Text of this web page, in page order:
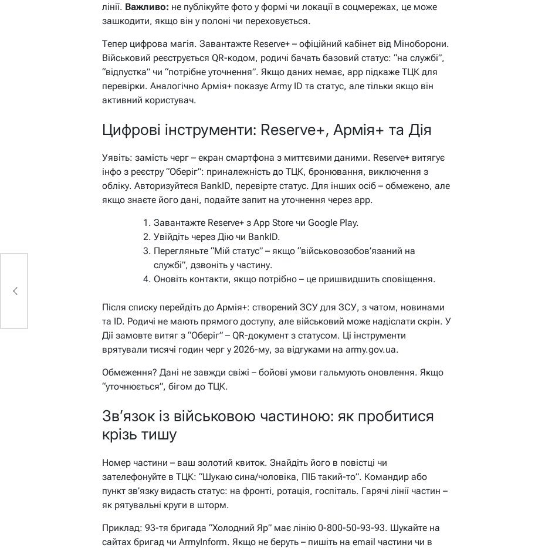
лінії. Важливо: не публікуйте фото у формі чи локації в соцмережах, це може
зашкодити, якщо він у полоні чи переховується.
Тепер цифрова магія. Завантажте Reserve+ – офіційний кабінет від Міноборони.
Військовий реєструється QR-кодом, родичі бачать базовий статус: “на службі”,
“відпустка” чи “потрібне уточнення”. Якщо даних немає, app підкаже ТЦК для
перевірки. Аналогічно Армія+ показує Army ID та статус, але тільки якщо він
активний користувач.
Цифрові інструменти: Reserve+, Армія+ та Дія
Уявіть: замість черг – екран смартфона з миттєвими даними. Reserve+ витягує
інфо з реєстру “Оберіг”: приналежність до ТЦК, бронювання, виключення з
обліку. Авторизуйтеся BankID, перевірте статус. Для інших осіб – обмежено, але
якщо знаєте його дані, подайте запит на уточнення через app.
Завантажте Reserve+ з App Store чи Google Play.
Увійдіть через Дію чи BankID.
Перегляньте “Мій статус” – якщо “військовозобов’язаний на
службі”, дзвоніть у частину.
Оновіть контакти, якщо потрібно – це пришвидшить сповіщення.
Після списку перейдіть до Армія+: створений ЗСУ для ЗСУ, з чатом, новинами
та ID. Родичі не мають прямого доступу, але військовий може надіслати скрін. У
Дії замовте витяг з “Оберіг” – QR-документ з статусом. Ці інструменти
врятували тисячі годин черг у 2026-му, за відгуками на army.gov.ua.
Обмеження? Дані не завжди свіжі – бойові умови гальмують оновлення. Якщо
“уточнюється”, бігом до ТЦК.
Зв’язок із військовою частиною: як пробитися
крізь тишу
Номер частини – ваш золотий квиток. Знайдіть його в повістці чи
зателефонуйте в ТЦК: “Шукаю сина/чоловіка, ПІБ такий-то”. Командир або
пункт зв’язку видасть статус: на фронті, ротація, госпіталь. Гарячі лінії частин –
як рятувальні круги в шторм.
Приклад: 93-тя бригада “Холодний Яр” має лінію 0-800-50-93-93. Шукайте на
сайтах бригад чи ArmyInform. Якщо не беруть – пишіть на email частини чи в